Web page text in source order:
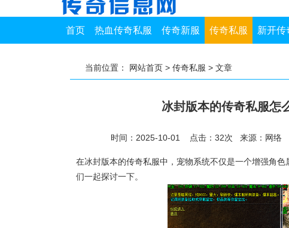
首页 热血传奇私服 传奇新服 传奇私服 新开传
当前位置： 网站首页 > 传奇私服 > 文章
冰封版本的传奇私服怎
时间：2025-10-01 点击： 32次 来源：网络
在冰封版本的传奇私服中，宠物系统不仅是一个增强角
们一起探讨一下。